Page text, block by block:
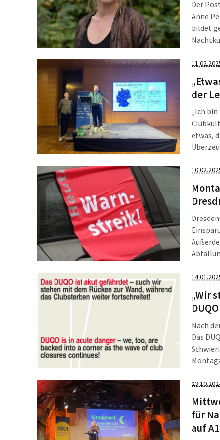
Der
Anne
bildet
weitere
der
„Ich
etwas,
nieder.
[…]
„Wir
Nach
Das
nach
für
auf